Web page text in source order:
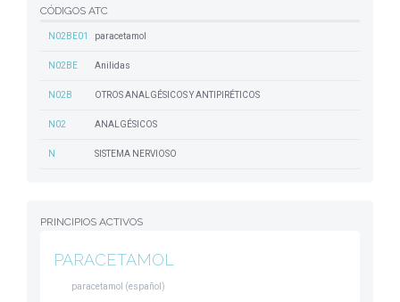
CÓDIGOS ATC
N02BE01 paracetamol
N02BE Anilidas
N02B OTROS ANALGÉSICOS Y ANTIPIRÉTICOS
N02 ANALGÉSICOS
N SISTEMA NERVIOSO
PRINCIPIOS ACTIVOS
PARACETAMOL
paracetamol (español)